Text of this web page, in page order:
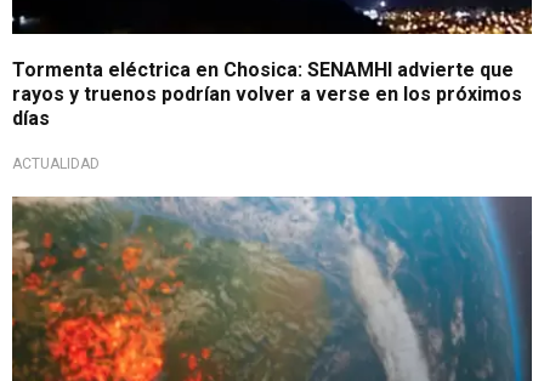
Tormenta eléctrica en Chosica: SENAMHI advierte que
rayos y truenos podrían volver a verse en los próximos
días
ACTUALIDAD
Calentamiento global